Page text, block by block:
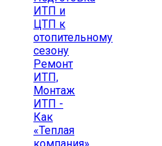
ИТП и
ЦТП к
отопительному
сезону
Ремонт
ИТП,
Монтаж
ИТП -
Как
«Теплая